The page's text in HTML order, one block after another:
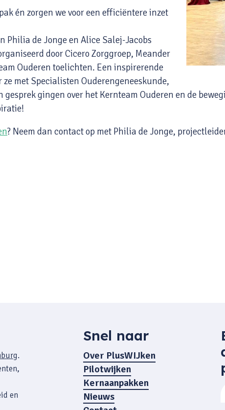
én zorgen we voor een efficiëntere inzet
Philia de Jonge en Alice Salej-Jacobs
door Cicero Zorggroep, Meander
Ouderen toelichten. Een inspirerende
met Specialisten Ouderengeneeskunde,
gingen over het Kernteam Ouderen en de
? Neem dan contact op met Philia de Jonge,
.
en
Snel naar
Over PlusWIJken
Pilotwijken
Kernaanpakken
Nieuws